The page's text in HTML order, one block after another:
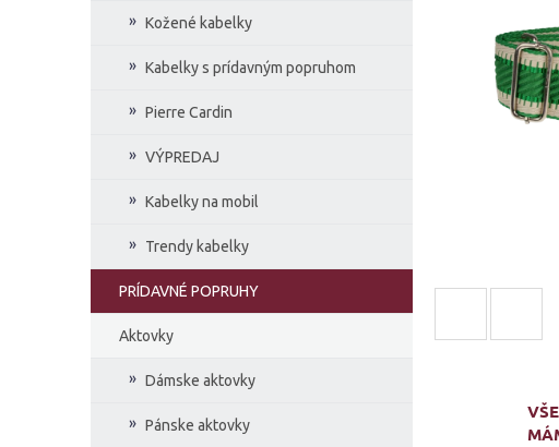
Kožené kabelky
Kabelky s prídavným popruhom
Pierre Cardin
VÝPREDAJ
Kabelky na mobil
Trendy kabelky
PRÍDAVNÉ POPRUHY
Aktovky
Dámske aktovky
Pánske aktovky
hviezdičiek.